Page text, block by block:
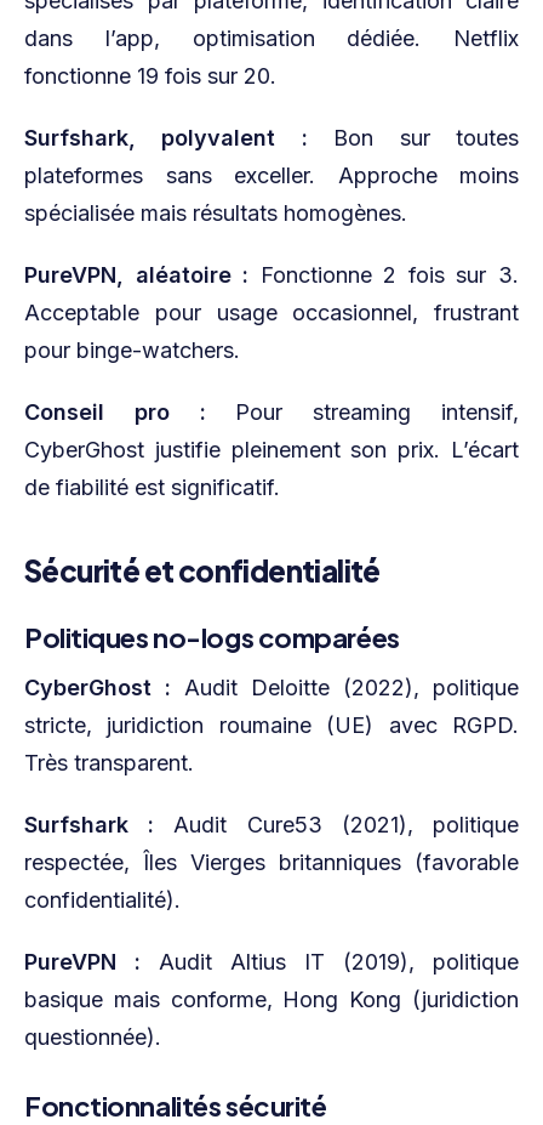
dans l’app, optimisation dédiée. Netflix
fonctionne 19 fois sur 20.
Surfshark, polyvalent : Bon sur toutes
plateformes sans exceller. Approche moins
spécialisée mais résultats homogènes.
PureVPN, aléatoire : Fonctionne 2 fois sur 3.
Acceptable pour usage occasionnel, frustrant
pour binge-watchers.
Conseil pro : Pour streaming intensif,
CyberGhost justifie pleinement son prix. L’écart
de fiabilité est significatif.
Sécurité et confidentialité
Politiques no-logs comparées
CyberGhost : Audit Deloitte (2022), politique
stricte, juridiction roumaine (UE) avec RGPD.
Très transparent.
Surfshark : Audit Cure53 (2021), politique
respectée, Îles Vierges britanniques (favorable
confidentialité).
PureVPN : Audit Altius IT (2019), politique
basique mais conforme, Hong Kong (juridiction
questionnée).
Fonctionnalités sécurité